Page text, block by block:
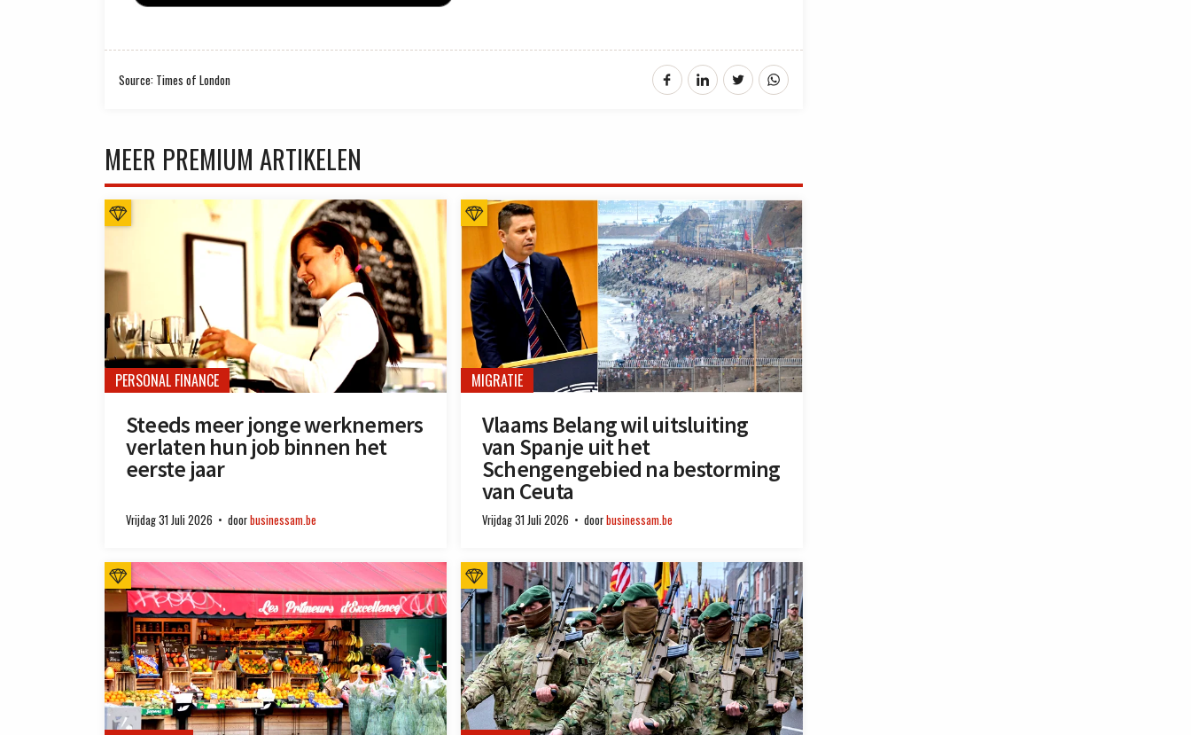
Source: Times of London
MEER PREMIUM ARTIKELEN
PERSONAL FINANCE
Steeds meer jonge werknemers
verlaten hun job binnen het
eerste jaar
Vrijdag 31 Juli 2026 doorbusinessam.be
MIGRATIE
Vlaams Belang wil uitsluiting
van Spanje uit het
Schengengebied na bestorming
van Ceuta
Vrijdag 31 Juli 2026 doorbusinessam.be